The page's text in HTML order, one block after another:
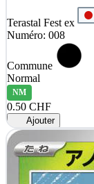
Terastal Fest ex
Numéro: 008
Commune
Normal
NM
0.50 CHF
Ajouter